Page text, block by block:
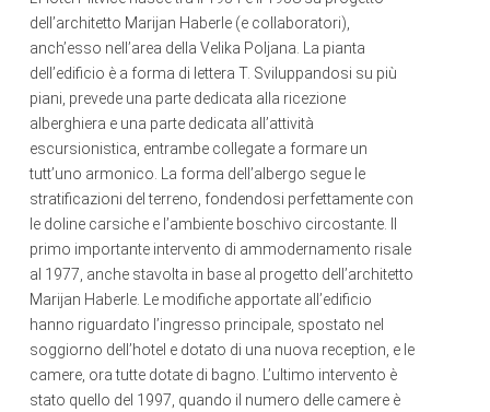
dell’architetto Marijan Haberle (e collaboratori),
anch’esso nell’area della Velika Poljana. La pianta
dell’edificio è a forma di lettera T. Sviluppandosi su più
piani, prevede una parte dedicata alla ricezione
alberghiera e una parte dedicata all’attività
escursionistica, entrambe collegate a formare un
tutt’uno armonico. La forma dell’albergo segue le
stratificazioni del terreno, fondendosi perfettamente con
le doline carsiche e l’ambiente boschivo circostante. Il
primo importante intervento di ammodernamento risale
al 1977, anche stavolta in base al progetto dell’architetto
Marijan Haberle. Le modifiche apportate all’edificio
hanno riguardato l’ingresso principale, spostato nel
soggiorno dell’hotel e dotato di una nuova reception, e le
camere, ora tutte dotate di bagno. L’ultimo intervento è
stato quello del 1997, quando il numero delle camere è